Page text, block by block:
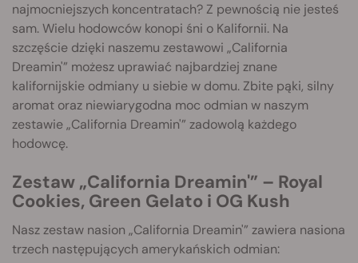
najmocniejszych koncentratach? Z pewnością nie jesteś
sam. Wielu hodowców konopi śni o Kalifornii. Na
szczęście dzięki naszemu zestawowi „California
Dreamin'” możesz uprawiać najbardziej znane
kalifornijskie odmiany u siebie w domu. Zbite pąki, silny
aromat oraz niewiarygodna moc odmian w naszym
zestawie „California Dreamin'” zadowolą każdego
hodowcę.
Zestaw „California Dreamin'” – Royal
Cookies, Green Gelato i OG Kush
Nasz zestaw nasion „California Dreamin'” zawiera nasiona
trzech następujących amerykańskich odmian: